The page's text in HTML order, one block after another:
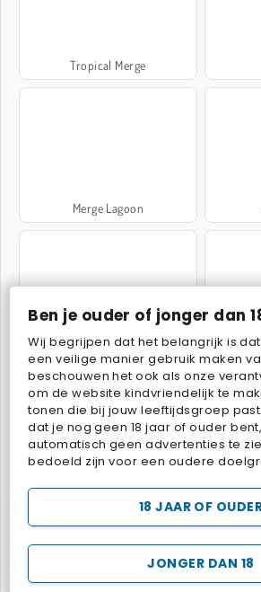
Ben je ouder of jonger dan
Wij begrijpen dat het belangrijk is
een veilige manier gebruik maken
beschouwen het ook als onze
om de website kindvriendelijk te
tonen die bij jouw leeftijdsgroep
dat je nog geen 18 jaar of ouder
automatisch geen advertenties te
bedoeld zijn voor een oudere
JONGER DAN 18
18 JAAR OF
Tropical Merge
Merge Lagoon
Cake Merge My